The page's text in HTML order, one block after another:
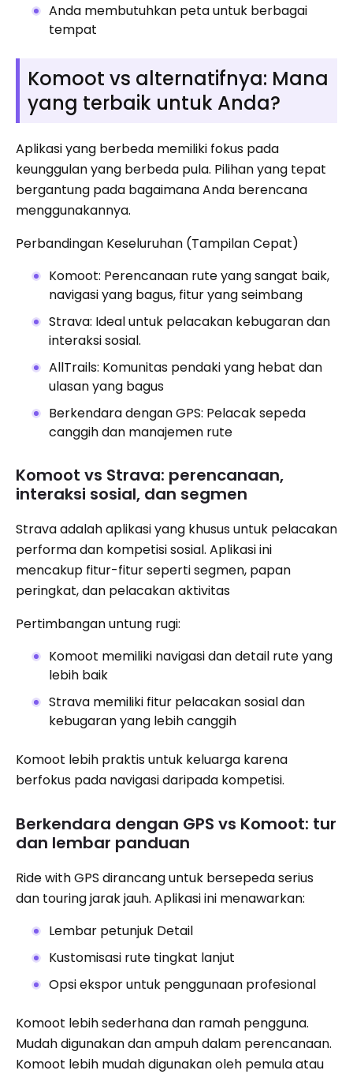
Anda membutuhkan peta untuk berbagai
tempat
Komoot vs alternatifnya: Mana
yang terbaik untuk Anda?
Aplikasi yang berbeda memiliki fokus pada
keunggulan yang berbeda pula. Pilihan yang tepat
bergantung pada bagaimana Anda berencana
menggunakannya.
Perbandingan Keseluruhan (Tampilan Cepat)
Komoot: Perencanaan rute yang sangat baik,
navigasi yang bagus, fitur yang seimbang
Strava: Ideal untuk pelacakan kebugaran dan
interaksi sosial.
AllTrails: Komunitas pendaki yang hebat dan
ulasan yang bagus
Berkendara dengan GPS: Pelacak sepeda
canggih dan manajemen rute
Komoot vs Strava: perencanaan,
interaksi sosial, dan segmen
Strava adalah aplikasi yang khusus untuk pelacakan
performa dan kompetisi sosial. Aplikasi ini
mencakup fitur-fitur seperti segmen, papan
peringkat, dan pelacakan aktivitas
Pertimbangan untung rugi:
Komoot memiliki navigasi dan detail rute yang
lebih baik
Strava memiliki fitur pelacakan sosial dan
kebugaran yang lebih canggih
Komoot lebih praktis untuk keluarga karena
berfokus pada navigasi daripada kompetisi.
Berkendara dengan GPS vs Komoot: tur
dan lembar panduan
Ride with GPS dirancang untuk bersepeda serius
dan touring jarak jauh. Aplikasi ini menawarkan:
Lembar petunjuk Detail
Kustomisasi rute tingkat lanjut
Opsi ekspor untuk penggunaan profesional
Komoot lebih sederhana dan ramah pengguna.
Mudah digunakan dan ampuh dalam perencanaan.
Komoot lebih mudah digunakan oleh pemula atau